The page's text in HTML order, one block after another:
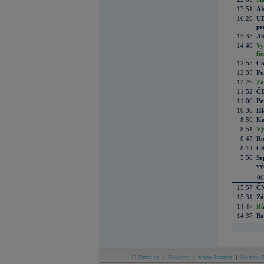
17:51
16:20
15:35
14:46
12:55
12:35
12:26
11:52
11:00
10:30
8:59
8:51
8:47
8:14
5:50
15:57
15:31
14:47
14:37
O Patria.cz Reklama Mapa Stránek Skupina